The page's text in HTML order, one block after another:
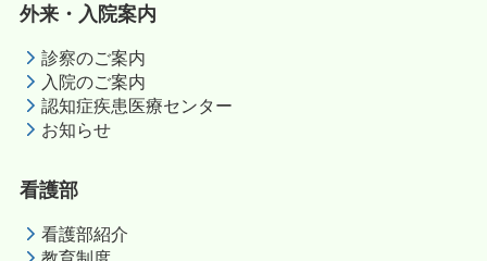
外来・入院案内
診察のご案内
入院のご案内
認知症疾患医療センター
お知らせ
看護部
看護部紹介